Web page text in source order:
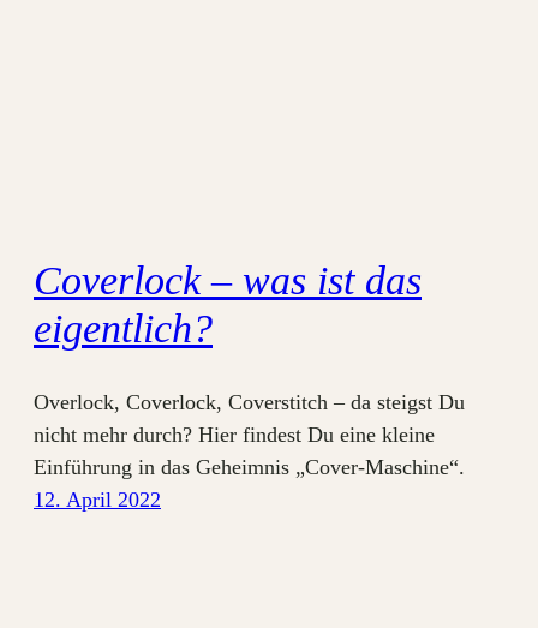
Coverlock – was ist das
eigentlich?
Overlock, Coverlock, Coverstitch – da steigst Du
nicht mehr durch? Hier findest Du eine kleine
Einführung in das Geheimnis „Cover-Maschine“.
12. April 2022